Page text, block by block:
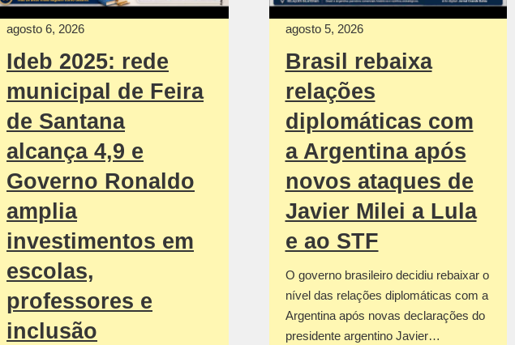
agosto 6, 2026
Ideb 2025: rede
municipal de Feira
de Santana
alcança 4,9 e
Governo Ronaldo
amplia
investimentos em
escolas,
professores e
inclusão
agosto 5, 2026
Brasil rebaixa
relações
diplomáticas com
a Argentina após
novos ataques de
Javier Milei a Lula
e ao STF
O governo brasileiro decidiu rebaixar o
nível das relações diplomáticas com a
Argentina após novas declarações do
presidente argentino Javier…